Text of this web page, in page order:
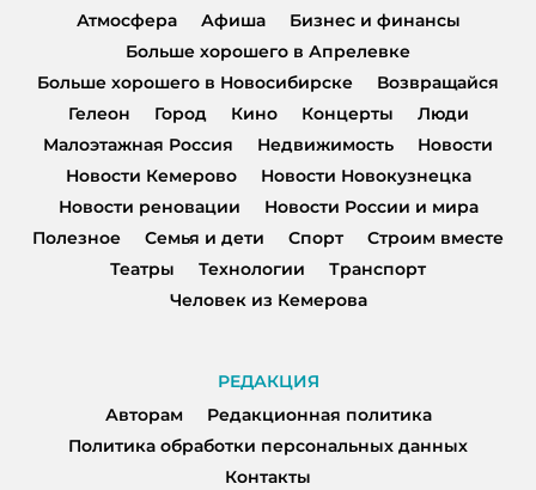
Атмосфера
Афиша
Бизнес и финансы
Больше хорошего в Апрелевке
Больше хорошего в Новосибирске
Возвращайся
Гелеон
Город Кино Концерты
Люди
Малоэтажная Россия
Недвижимость
Новости
Новости Кемерово
Новости Новокузнецка
Новости реновации
Новости России и мира
Полезное
Семья и дети Спорт
Строим вместе
Театры
Технологии
Транспорт
Человек из Кемерова
РЕДАКЦИЯ
Авторам
Редакционная политика
Политика обработки персональных данных
Контакты